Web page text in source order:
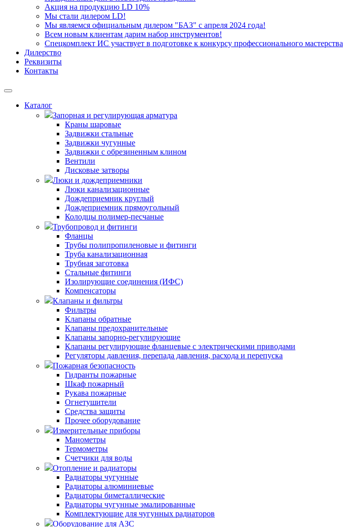
Акция на продукцию LD 10%
Мы стали дилером LD!
Мы являемся официальным дилером "БАЗ" с апреля 2024 года!
Всем новым клиентам дарим набор инструментов!
Спецкомплект ИС участвует в подготовке к конкурсу профессионального мастерства
Дилерство
Реквизиты
Контакты
Каталог
Запорная и регулирующая арматура
Краны шаровые
Задвижки стальные
Задвижки чугунные
Задвижки с обрезиненным клином
Вентили
Дисковые затворы
Люки и дождеприемники
Люки канализационные
Дождеприемник круглый
Дождеприемник прямоугольный
Колодцы полимер-песчаные
Трубопровод и фитинги
Фланцы
Трубы полипропиленовые и фитинги
Труба канализационная
Трубная заготовка
Стальные фитинги
Изолирующие соединения (ИФС)
Компенсаторы
Клапаны и фильтры
Фильтры
Клапаны обратные
Клапаны предохранительные
Клапаны запорно-регулирующие
Клапаны регулирующие фланцевые с электрическими приводами
Регуляторы давления, перепада давления, расхода и перепуска
Пожарная безопасность
Гидранты пожарные
Шкаф пожарный
Рукава пожарные
Огнетушители
Средства защиты
Прочее оборудование
Измерительные приборы
Манометры
Термометры
Счетчики для воды
Отопление и радиаторы
Радиаторы чугунные
Радиаторы алюминиевые
Радиаторы биметаллические
Радиаторы чугунные эмалированные
Комплектующие для чугунных радиаторов
Оборудование для АЗС